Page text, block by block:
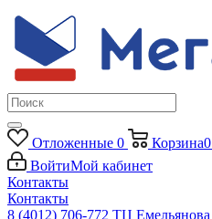
Отложенные 0 Корзина0
ВойтиМой кабинет
Контакты
Контакты
8 (4012) 706-772 ТЦ Емельянова